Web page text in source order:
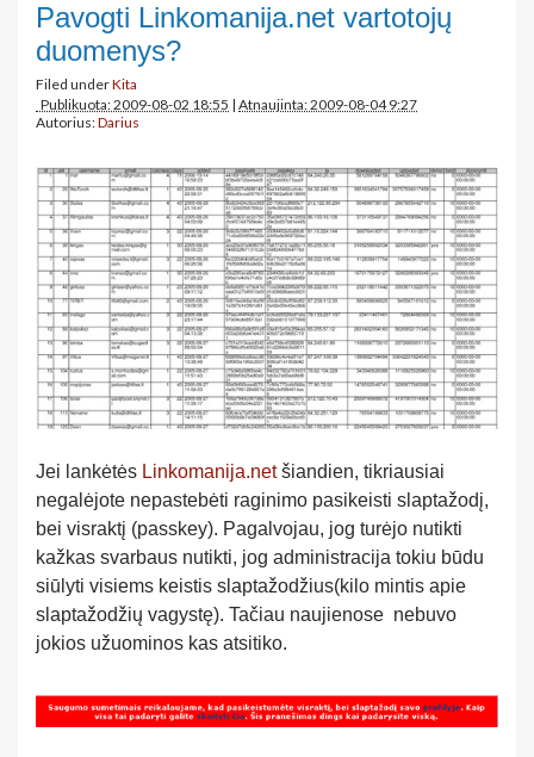
Pavogti Linkomanija.net vartotojų
duomenys?
Filed underKita
Publikuota: 2009-08-02 18:55 | Atnaujinta: 2009-08-04 9:27
Autorius:Darius
Jei lankėtės Linkomanija.netšiandien, tikriausiai
negalėjote nepastebėti raginimo pasikeisti slaptažodį,
bei visraktį (passkey). Pagalvojau, jog turėjo nutikti
kažkas svarbaus nutikti, jog administracija tokiu būdu
siūlyti visiems keistis slaptažodžius(kilo mintis apie
slaptažodžių vagystę). Tačiau naujienose nebuvo
jokios užuominos kas atsitiko.